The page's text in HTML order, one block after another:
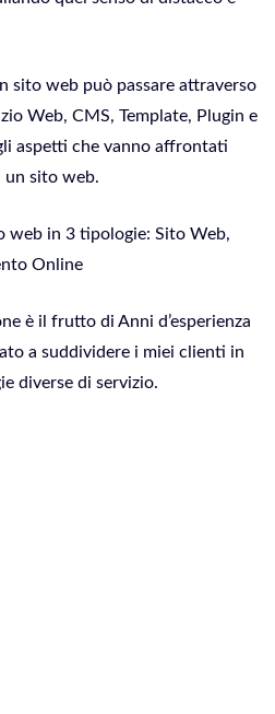
sito web può passare attraverso
Web, CMS, Template, Plugin e
aspetti che vanno affrontati
un sito web.
web in 3 tipologie: Sito Web,
Online
è il frutto di Anni d’esperienza
a suddividere i miei clienti in
diverse di servizio.